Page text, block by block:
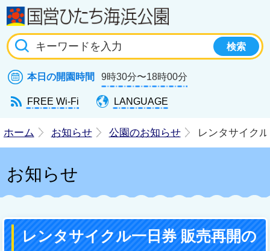
本日の開園時間 9時30分〜18時00分
FREE Wi-Fi LANGUAGE
ホーム お知らせ 公園のお知らせ レンタサイク
お知らせ
レンタサイクル一日券 販売再開の